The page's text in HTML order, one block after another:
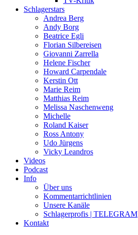
Schlagerstars
Andrea Berg
Andy Borg
Beatrice Egli
Florian Silbereisen
Giovanni Zarrella
Helene Fischer
Howard Carpendale
Kerstin Ott
Marie Reim
Matthias Reim
Melissa Naschenweng
Michelle
Roland Kaiser
Ross Antony
Udo Jürgens
Vicky Leandros
Videos
Podcast
Info
Über uns
Kommentarrichtlinien
Unsere Kanäle
Schlagerprofis | TELEGRAM
Kontakt